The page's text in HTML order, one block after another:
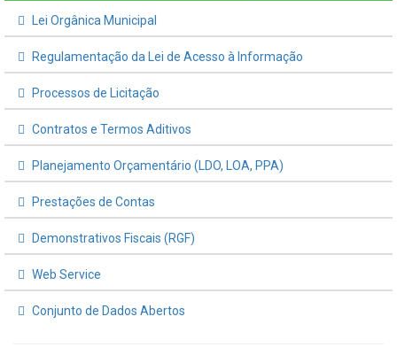
Lei Orgânica Municipal
Regulamentação da Lei de Acesso à Informação
Processos de Licitação
Contratos e Termos Aditivos
Planejamento Orçamentário (LDO, LOA, PPA)
Prestações de Contas
Demonstrativos Fiscais (RGF)
Web Service
Conjunto de Dados Abertos